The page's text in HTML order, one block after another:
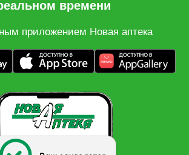
времени
приложением Новая аптека